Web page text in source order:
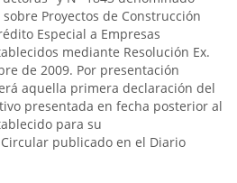
Proyectos de Construcción
Especial a Empresas
mediante Resolución Ex.
de 2009. Por presentación
aquella primera declaración del
presentada en fecha posterior al
para su
publicado en el Diario